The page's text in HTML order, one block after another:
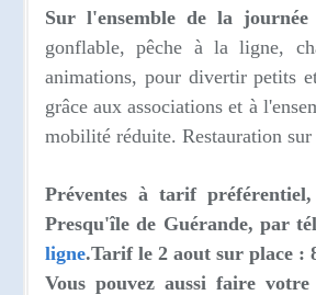
Sur l'ensemble de la journée
gonflable, pêche à la ligne, c
animations, pour divertir petits
grâce aux associations et à
mobilité réduite. Restauration sur
Préventes à tarif
Presqu'île de Guérande, par
ligne.Tarif le 2 aout sur place :
Vous pouvez aussi faire